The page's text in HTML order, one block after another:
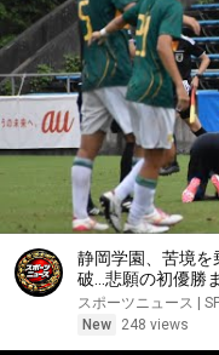
静岡学園、苦境
破…悲願の初優勝
高校 #高校サッカ
ンターハイ #サッ
スポーツニュース |
New
248 views